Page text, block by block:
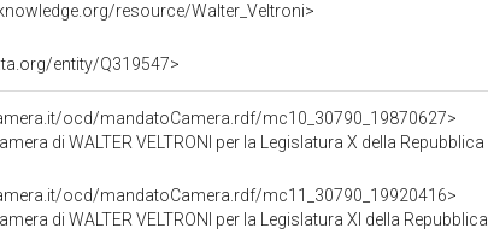
resource/Walter_Veltroni>
entity/Q319547>
ocd/mandatoCamera.rdf/mc10_30790_19870627>
di WALTER VELTRONI per la Legislatura X della Repubblica
ocd/mandatoCamera.rdf/mc11_30790_19920416>
di WALTER VELTRONI per la Legislatura XI della Repubblica